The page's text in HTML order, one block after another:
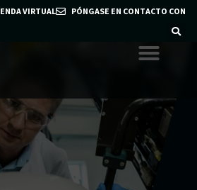
VIRTUAL PÓNGASE EN CONTACTO CON